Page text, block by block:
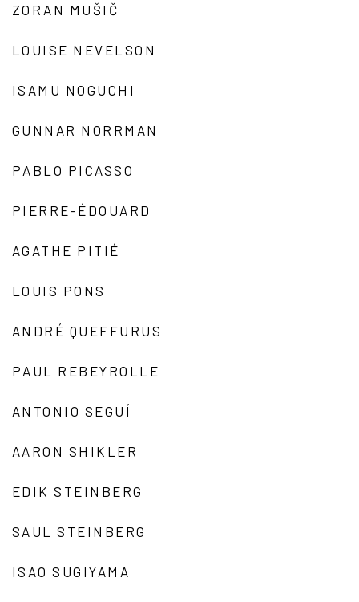
ZORAN MUŠIČ
LOUISE NEVELSON
ISAMU NOGUCHI
GUNNAR NORRMAN
PABLO PICASSO
PIERRE-ÉDOUARD
AGATHE PITIÉ
LOUIS PONS
ANDRÉ QUEFFURUS
PAUL REBEYROLLE
ANTONIO SEGUÍ
AARON SHIKLER
EDIK STEINBERG
SAUL STEINBERG
ISAO SUGIYAMA